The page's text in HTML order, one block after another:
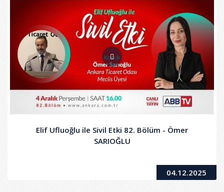
Elif Ufluoğlu ile Sivil Etki 82. Bölüm - Ömer
SARIOĞLU
04.12.2025